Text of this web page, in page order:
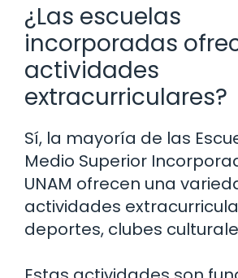
¿Las escuelas
incorporadas
actividades
extracurriculares?
Sí, la mayoría de las
Medio Superior
UNAM ofrecen una
actividades
deportes, clubes